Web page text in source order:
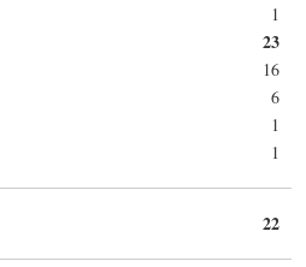
1
23
16
6
1
1
22